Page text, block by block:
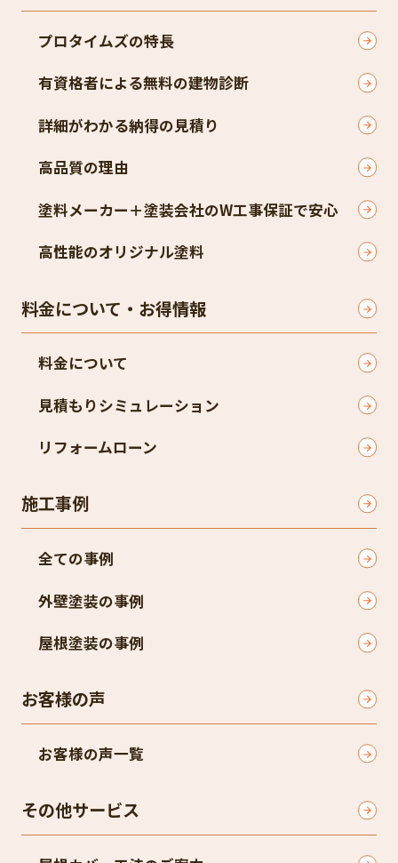
プロタイムズの特長
有資格者による無料の建物診断
詳細がわかる納得の見積り
高品質の理由
塗料メーカー＋塗装会社のW工事保証で安心
高性能のオリジナル塗料
料金について・お得情報
料金について
見積もりシミュレーション
リフォームローン
施工事例
全ての事例
外壁塗装の事例
屋根塗装の事例
お客様の声
お客様の声一覧
その他サービス